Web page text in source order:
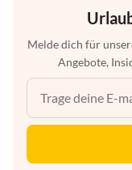
Melde dich für
Angebote,